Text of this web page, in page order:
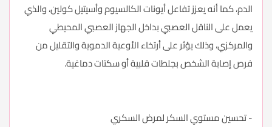
الدم، كما أنه يعزز تفاعل أيونات الكالسيوم وأسيتيل كولين، والذي
يعمل على الناقل العصبي بداخل الجهاز العصبي المحيطي
والمركزي، وذلك يؤثر على أرتخاء الأوعية الدموية والتقليل من
فرص إصابة الشخص بجلطات قلبية أو سكتات دماغية.
- تحسين مستوي السكر لمرض السكري